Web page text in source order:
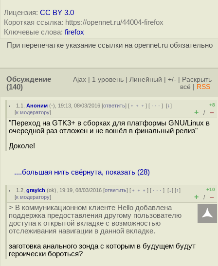
Лицензия: CC BY 3.0
Короткая ссылка: https://opennet.ru/44004-firefox
Ключевые слова: firefox
При перепечатке указание ссылки на opennet.ru обязательно
Обсуждение
(140)
Ajax 1 уровень Линейный +/-
Раскрыть
всё
RSS
1.1 ,Аноним (-), 19:13, 08/03/2016 [ответить] [ ﹢﹢﹢] [ · · ·][↓]
[к модератору]
+8
+ / –
"Переход на GTK3+ в сборках для платформы GNU/Linux в
очередной раз отложен и не вошёл в финальный релиз"
Доколе!
....большая нить свёрнута, показать (28)
1.2 ,grayich (ok), 19:19, 08/03/2016 [ответить] [ ﹢﹢﹢] [ · · ·][↓] [↑]
[к модератору]
+10
+ / –
> В коммуникационном клиенте Hello добавлена
поддержка предоставления другому пользователю
доступа к открытой вкладке с возможностью
отслеживания навигации в данной вкладке.
заготовка анального зонда с которым в будущем будут
героически бороться?